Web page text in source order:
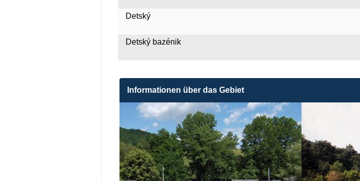
Detský
Detský bazénik
Informationen über das Gebiet